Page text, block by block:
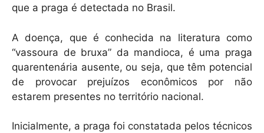
que a praga é detectada no Brasil.
A doença, que é conhecida na literatura como
“vassoura de bruxa” da mandioca, é uma praga
quarentenária ausente, ou seja, que têm potencial
de provocar prejuízos econômicos por não
estarem presentes no território nacional.
Inicialmente, a praga foi constatada pelos técnicos